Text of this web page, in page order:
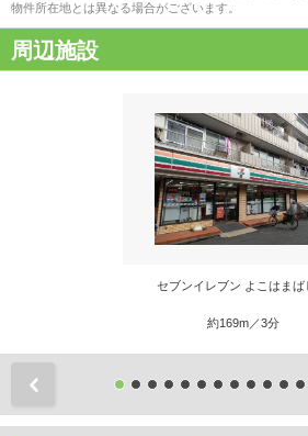
物件所在地とは異なる場合がございます。
周辺施設
セブンイレブン よこはまば
約169m／3分